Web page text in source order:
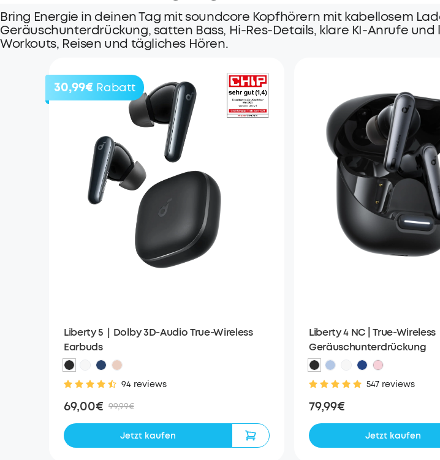
Bring Energie in deinen Tag mit soundcore Kopfhörern mit kabellosem
Geräuschunterdrückung, satten Bass, Hi-Res-Details, klare KI-Anrufe
Workouts, Reisen und tägliches Hören.
30,99€ Rabatt
Liberty 5｜Dolby 3D-Audio True-Wireless
Earbuds
94 reviews
69,00€ 99,99€
Jetzt kaufen
Liberty 4 NC | True-Wireless
Geräuschunterdrückung
547 reviews
79,99€
Jetzt kaufen